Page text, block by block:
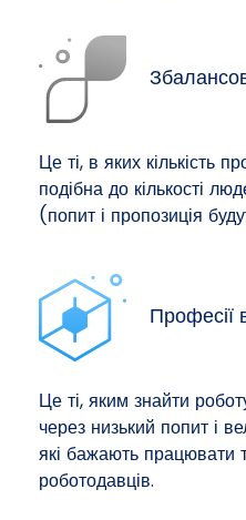
Це ті, в яких кількість
подібна до кількості
(попит і пропозиція
Професії
Це ті, яким знайти
через низький попит і
які бажають працювати
роботодавців.